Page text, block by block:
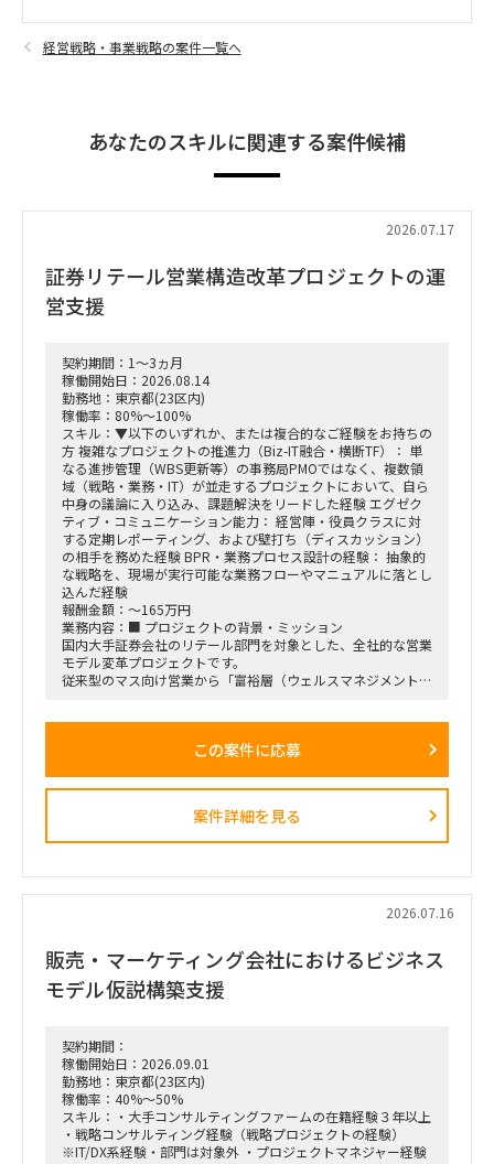
経営戦略・事業戦略の案件一覧へ
あなたのスキルに関連する案件候補
2026.07.17
証券リテール営業構造改革プロジェクトの運
営支援
契約期間：1～3ヵ月
稼働開始日：2026.08.14
勤務地：東京都(23区内)
稼働率：80%～100%
スキル：▼以下のいずれか、または複合的なご経験をお持ちの
方 複雑なプロジェクトの推進力（Biz-IT融合・横断TF）： 単
なる進捗管理（WBS更新等）の事務局PMOではなく、複数領
域（戦略・業務・IT）が並走するプロジェクトにおいて、自ら
中身の議論に入り込み、課題解決をリードした経験 エグゼク
ティブ・コミュニケーション能力： 経営陣・役員クラスに対
する定期レポーティング、および壁打ち（ディスカッション）
の相手を務めた経験 BPR・業務プロセス設計の経験： 抽象的
な戦略を、現場が実行可能な業務フローやマニュアルに落とし
込んだ経験
報酬金額：～165万円
業務内容：■ プロジェクトの背景・ミッション
国内大手証券会社のリテール部門を対象とした、全社的な営業
モデル変革プロジェクトです。
従来型のマス向け営業から「富裕層（ウェルスマネジメント）
戦略ファームが描いた絵に留まらず、組織再編、営業プロセス
動変容までを一気通貫で実現することが本プロジェクトの最大
■ 担当いただくポジション・役割
身の企画検討」
単なる進捗管理（事務局型PMO）ではなく、ビジネスと
IT（AI）の両面から中身の議論に入り込み、プロジェクトを実
■ 具体的な業務内容
富裕層向けセグメント戦略、KPI設計、新営業モデル設計など
経営・役員クラスに対する定期的なレポーティングおよび直接
のディスカッション（壁打ち）への参画。
「バディAI」「AIロープレ」「ダッシュボード」等の最先端ツ
ールの要件定義から、それを現場の営業員にどう使わせるか
（行動変容設計）までの定着化支援。
支店長やトップ営業経験を持つクライアント（証券会社側）の
コアメンバーとタッグを組み、現場のリアルな知見を取り込み
この案件に応募
案件詳細を見る
2026.07.16
販売・マーケティング会社におけるビジネス
モデル仮説構築支援
契約期間：
稼働開始日：2026.09.01
勤務地：東京都(23区内)
稼働率：40%～50%
スキル：・大手コンサルティングファームの在籍経験３年以上
・戦略コンサルティング経験（戦略プロジェクトの経験）
※IT/DX系経験・部門は対象外 ・プロジェクトマネジャー経験